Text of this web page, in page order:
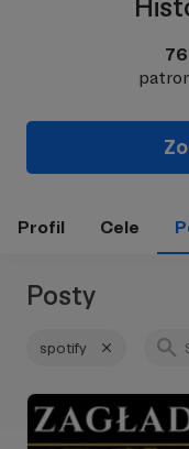
76
Profil Cele
Posty
spotify